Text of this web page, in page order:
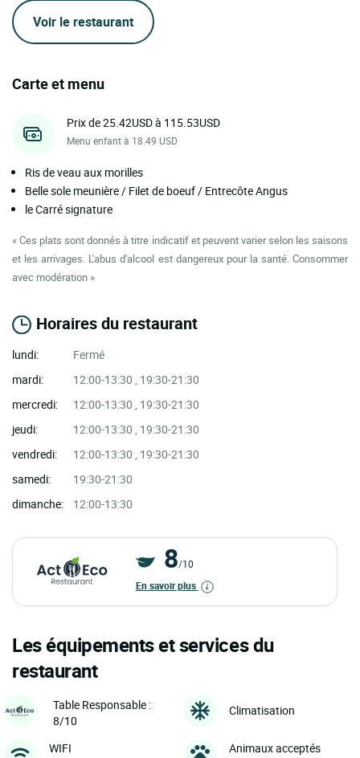
Voir le restaurant
Carte et menu
Prix de 25.42USD à 115.53USD
Menu enfant à 18.49 USD
Ris de veau aux morilles
Belle sole meunière / Filet de boeuf / Entrecôte Angus
le Carré signature
« Ces plats sont donnés à titre indicatif et peuvent varier selon les saisons
et les arrivages. L'abus d'alcool est dangereux pour la santé. Consommer
avec modération »
Horaires du restaurant
lundi:
Fermé
mardi:
12:00-13:30 , 19:30-21:30
mercredi:
12:00-13:30 , 19:30-21:30
jeudi:
12:00-13:30 , 19:30-21:30
vendredi:
12:00-13:30 , 19:30-21:30
samedi:
19:30-21:30
dimanche:
12:00-13:30
8/10
En savoir plus
Les équipements et services du
restaurant
Table Responsable :
8/10
Climatisation
WIFI Animaux acceptés